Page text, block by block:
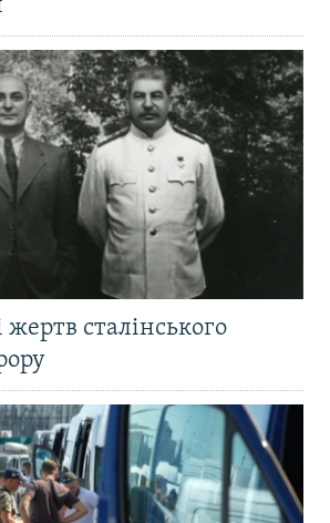
сталінського